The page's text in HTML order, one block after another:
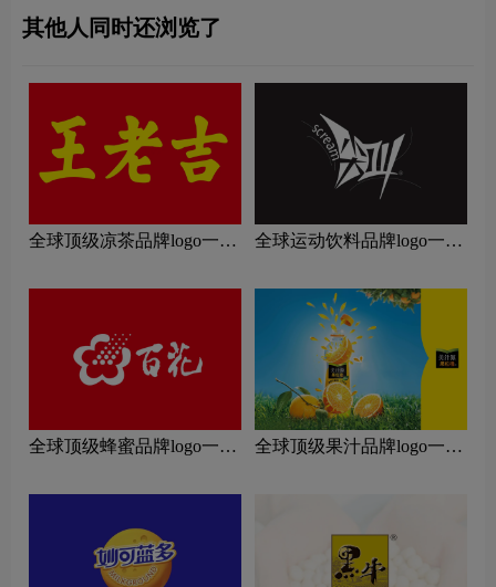
其他人同时还浏览了
全球顶级凉茶品牌logo一
全球运动饮料品牌logo一
全球顶级蜂蜜品牌logo一
全球顶级果汁品牌logo一